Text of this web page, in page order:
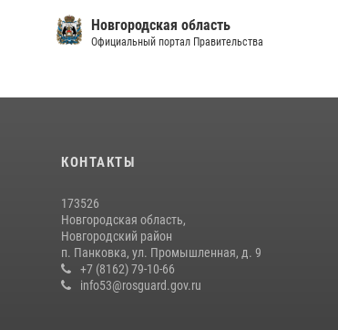
Новгородская область
Официальный портал Правительства
КОНТАКТЫ
173526
Новгородская область,
Новгородский район
п. Панковка, ул. Промышленная, д. 9
+7 (8162) 79-10-66
info53@rosguard.gov.ru